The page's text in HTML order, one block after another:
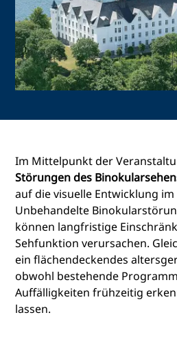
Im Mittelpunkt der
Störungen des
auf die visuelle Entwicklung im
Unbehandelte
können langfristige
Sehfunktion verursachen.
ein flächendeckendes
obwohl bestehende
Auffälligkeiten frühzeitig
lassen.